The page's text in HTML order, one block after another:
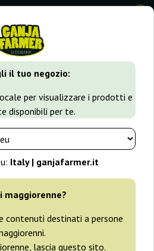
il tuo negozio:
per visualizzare i prodotti e
disponibili per te.
Italy | ganjafarmer.it
maggiorenne?
contenuti destinati a persone
lascia questo sito.
0
di Cannabis Amnesia Haze